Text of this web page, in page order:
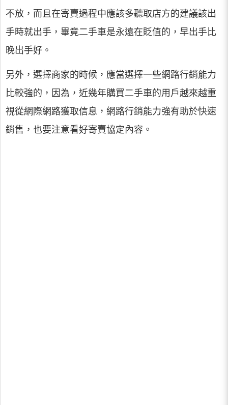
不放，而且在寄賣過程中應該多聽取店方的建議該出
手時就出手，畢竟二手車是永遠在貶值的，早出手比
晚出手好。
另外，選擇商家的時候，應當選擇一些網路行銷能力
比較強的，因為，近幾年購買二手車的用戶越來越重
視從網際網路獲取信息，網路行銷能力強有助於快速
銷售，也要注意看好寄賣協定內容。